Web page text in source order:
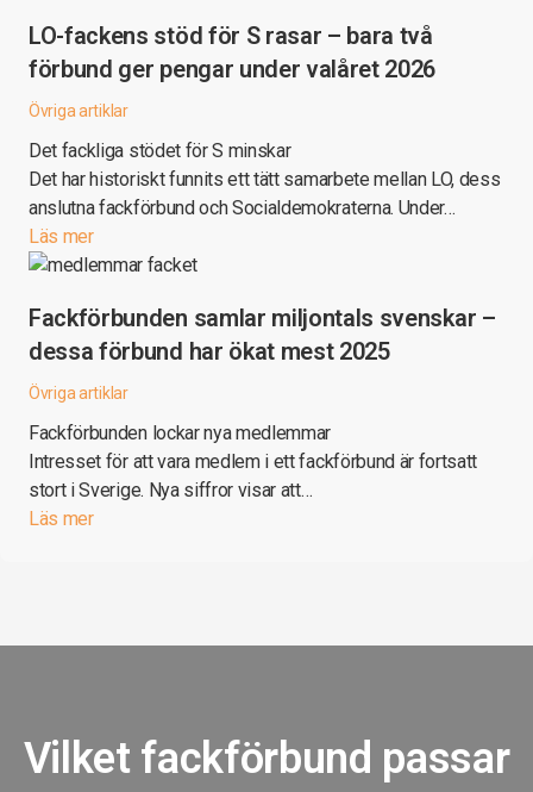
LO-fackens stöd för S rasar – bara två
förbund ger pengar under valåret 2026
Övriga artiklar
Det fackliga stödet för S minskar
Det har historiskt funnits ett tätt samarbete mellan LO, dess
anslutna fackförbund och Socialdemokraterna. Under…
Läs mer
Fackförbunden samlar miljontals svenskar –
dessa förbund har ökat mest 2025
Övriga artiklar
Fackförbunden lockar nya medlemmar
Intresset för att vara medlem i ett fackförbund är fortsatt
stort i Sverige. Nya siffror visar att…
Läs mer
Vilket fackförbund passar